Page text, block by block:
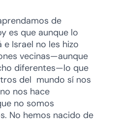
de
es que aunque lo
Israel no les hizo
vecinas—aunque
diferentes—lo que
del mundo sí nos
nos hace
no somos
No hemos nacido de